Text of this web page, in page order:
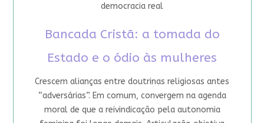
democracia real
Bancada Cristã: a tomada do
Estado e o ódio às mulheres
Crescem alianças entre doutrinas religiosas antes
“adversárias”. Em comum, convergem na agenda
moral de que a reivindicação pela autonomia